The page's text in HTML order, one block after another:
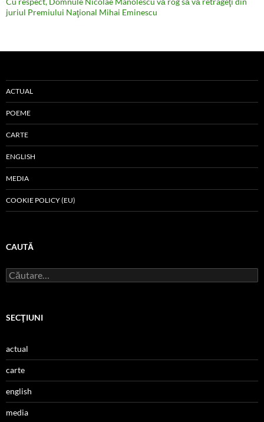
juriul Premiului Naţional Mihai Eminescu
ACTUAL
POEME
CARTE
ENGLISH
MEDIA
COOKIE POLICY (EU)
CAUTĂ
Caută
după:
SECŢIUNI
actual
carte
english
media